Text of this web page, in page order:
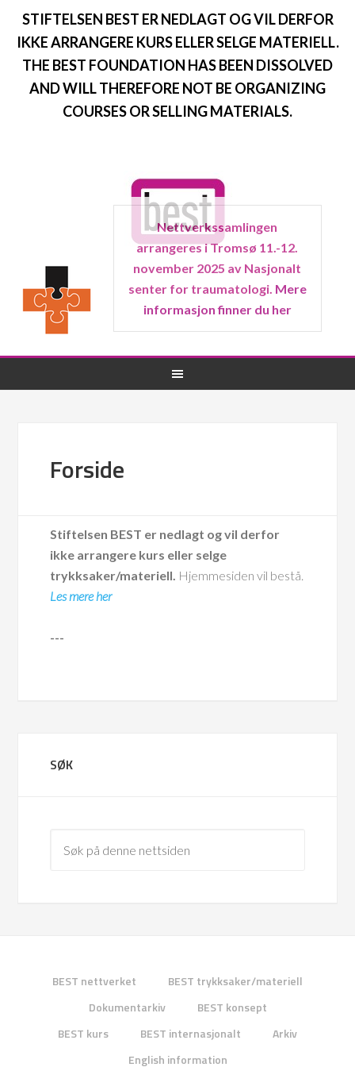
STIFTELSEN BEST ER NEDLAGT OG VIL DERFOR
IKKE ARRANGERE KURS ELLER SELGE MATERIELL.
THE BEST FOUNDATION HAS BEEN DISSOLVED
AND WILL THEREFORE NOT BE ORGANIZING
COURSES OR SELLING MATERIALS.
Nettverkssamlingen
arrangeres i Tromsø 11.-12.
november 2025 av Nasjonalt
senter for traumatologi. Mere
informasjon finner du her
Forside
Stiftelsen BEST er nedlagt og vil derfor
ikke arrangere kurs eller selge
trykksaker/materiell. Hjemmesiden vil bestå.
Les mere her
---
SØK
BEST nettverket
BEST trykksaker/materiell
Dokumentarkiv
BEST konsept
BEST kurs
BEST internasjonalt
Arkiv
English information